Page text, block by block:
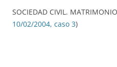
SOCIEDAD CIVIL.
10/02/2004, caso 3)